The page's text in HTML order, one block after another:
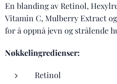
En blanding av Retinol,
Vitamin C, Mulberry Extract
for å oppnå jevn og strålende
Nøkkelingredienser:
Retinol